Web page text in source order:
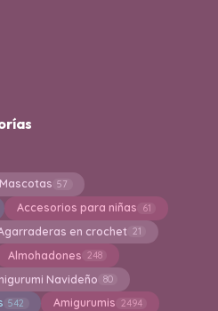
57
Accesorios para niñas 61
en crochet 21
Almohadones 248
Navideño 80
542 Amigurumis 2494